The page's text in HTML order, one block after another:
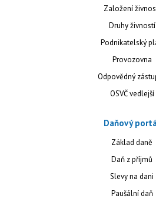
Založení
Druhy živností
Podnikatelský
Provozovna
Odpovědný
OSVČ vedlejší
Daňový
Základ daně
Daň z příjmů
Slevy na dani
Paušální daň